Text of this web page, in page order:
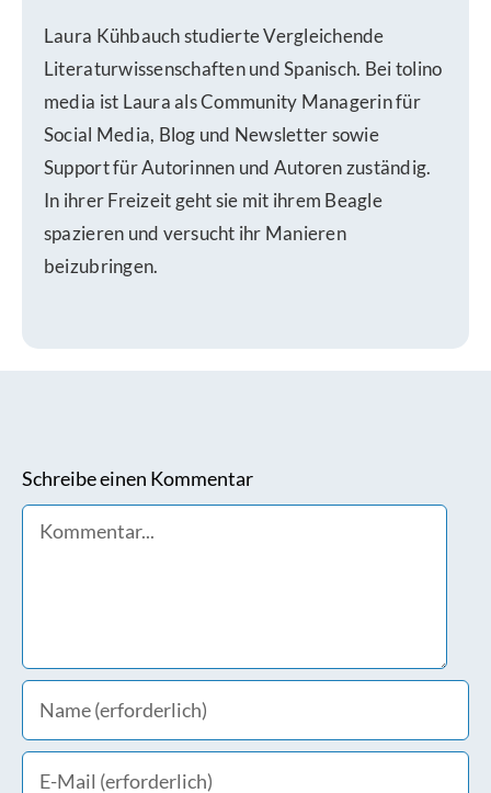
Laura Kühbauch studierte Vergleichende
Literaturwissenschaften und Spanisch. Bei tolino
media ist Laura als Community Managerin für
Social Media, Blog und Newsletter sowie
Support für Autorinnen und Autoren zuständig.
In ihrer Freizeit geht sie mit ihrem Beagle
spazieren und versucht ihr Manieren
beizubringen.
Schreibe einen Kommentar
Comment